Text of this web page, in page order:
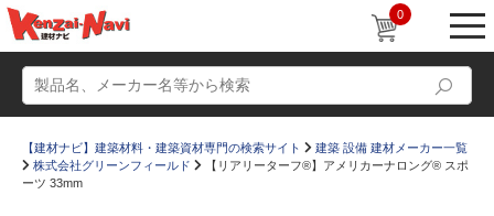
0
【建材ナビ】建築材料・建築資材専門の検索サイト
建築 設備 建材メーカー一覧
株式会社グリーンフィールド
【リアリーターフ®】アメリカーナロング® スポ
ーツ 33mm